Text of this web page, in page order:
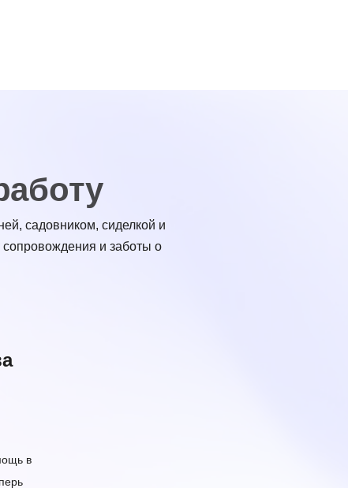
садовником, сиделкой и
сопровождения и заботы о
в